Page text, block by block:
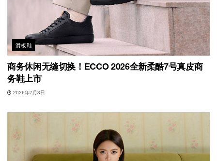
滑板鞋
商务休闲无缝切换！ECCO 2026全新柔酷7号真皮商
务鞋上市
2026年7月3日